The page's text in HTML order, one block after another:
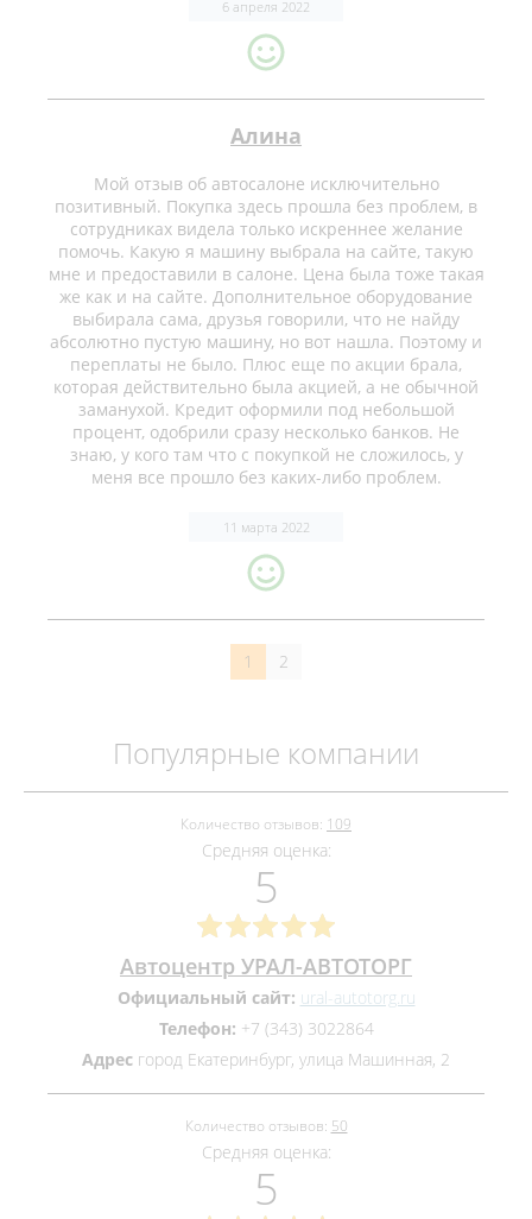
6 апреля 2022
Алина
Мой отзыв об автосалоне исключительно
позитивный. Покупка здесь прошла без проблем, в
сотрудниках видела только искреннее желание
помочь. Какую я машину выбрала на сайте, такую
мне и предоставили в салоне. Цена была тоже такая
же как и на сайте. Дополнительное оборудование
выбирала сама, друзья говорили, что не найду
абсолютно пустую машину, но вот нашла. Поэтому и
переплаты не было. Плюс еще по акции брала,
которая действительно была акцией, а не обычной
заманухой. Кредит оформили под небольшой
процент, одобрили сразу несколько банков. Не
знаю, у кого там что с покупкой не сложилось, у
меня все прошло без каких-либо проблем.
11 марта 2022
1 2
Популярные компании
Количество отзывов: 109
Средняя оценка:
5
Автоцентр УРАЛ-АВТОТОРГ
Официальный сайт: ural-autotorg.ru
Телефон: +7 (343) 3022864
Адрес город Екатеринбург, улица Машинная, 2
Количество отзывов: 50
Средняя оценка:
5